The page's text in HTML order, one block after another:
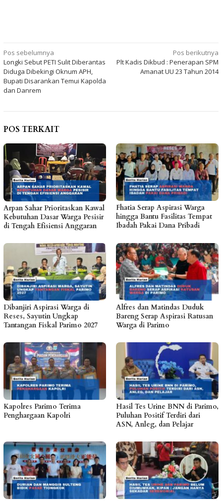
Navigasi
pos
Pos sebelumnya
Longki Sebut PETI Sulit Diberantas
Diduga Dibekingi Oknum APH,
Bupati Disarankan Temui Kapolda
dan Danrem
Pos berikutnya
Plt Kadis Dikbud : Penerapan SPM
Amanat UU 23 Tahun 2014
POS TERKAIT
Arpan Sahar Prioritaskan Kawal
Kebutuhan Dasar Warga Pesisir
di Tengah Efisiensi Anggaran
Fhatia Serap Aspirasi Warga
hingga Bantu Fasilitas Tempat
Ibadah Pakai Dana Pribadi
Dibanjiri Aspirasi Warga di
Reses, Sayutin Ungkap
Tantangan Fiskal Parimo 2027
Alfres dan Matindas Duduk
Bareng Serap Aspirasi Ratusan
Warga di Parimo
Kapolres Parimo Terima
Penghargaan Kapolri
Hasil Tes Urine BNN di Parimo,
Puluhan Positif Terdiri dari
ASN, Anleg, dan Pelajar